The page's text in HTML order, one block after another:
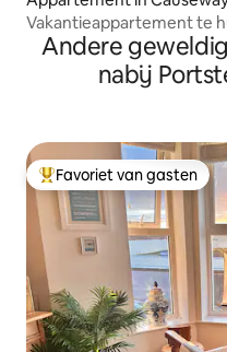
Vakantieappartement te
Portrush
Andere
nabij
Topfavoriet van gasten
Favoriet van gasten